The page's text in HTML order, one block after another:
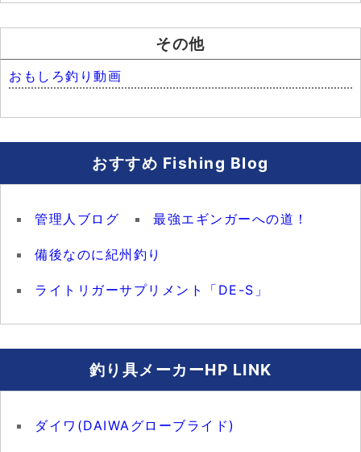
その他
おもしろ釣り動画
おすすめ Fishing Blog
管理人ブログ 最強エギンガーへの道！
備後なのに紀州釣り
ライトリガーサプリメント「DE-S」
釣り具メーカーHP LINK
ダイワ(DAIWAグローブライド)